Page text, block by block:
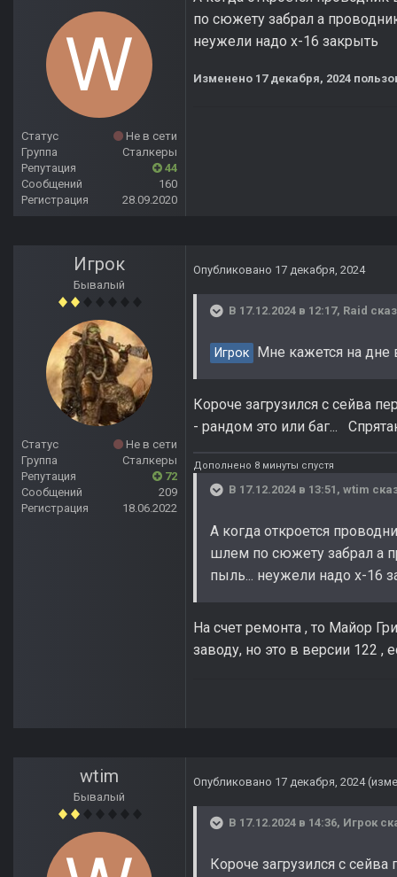
Статус
Не в сети
Группа
Сталкеры
Репутация
44
Сообщений
160
Регистрация
28.09.2020
по сюжету забрал а
неужели надо х-16 закрыть
Изменено 17 декабря, 2024
Игрок
Бывалый
Статус
Не в сети
Группа
Сталкеры
Репутация
72
Сообщений
209
Регистрация
18.06.2022
Опубликовано 17 декабря, 2024
В 17.12.2024 в 12:17, Raid
Игрок Мне кажется на
Короче загрузился с сейва
- рандом это или баг...
Дополнено 8 минуты спустя
В 17.12.2024 в 13:51, wtim
А когда откроется
шлем по сюжету забрал а
пыль... неужели надо х-16
На счет ремонта , то Майор
заводу, но это в версии 122 ,
wtim
Бывалый
Опубликовано 17 декабря, 2024
В 17.12.2024 в 14:36, Игрок
Короче загрузился с